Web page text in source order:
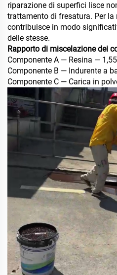
riparazione di superfici lisce
trattamento di fresatura. Per la
contribuisce in modo
delle stesse.
Rapporto di miscelazione dei
Componente A — Resina —
Componente B — Indurente a
Componente C — Carica in